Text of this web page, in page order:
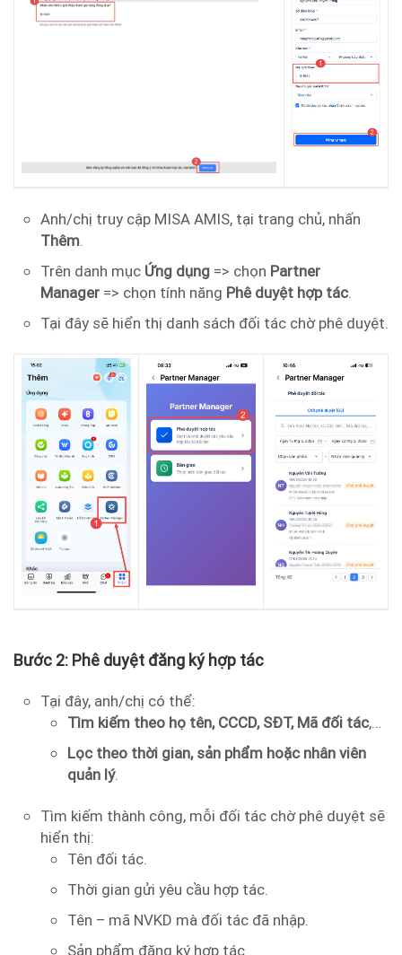
Anh/chị truy cập MISA AMIS, tại trang chủ, nhấn
Thêm.
Trên danh mục Ứng dụng => chọn Partner
Manager => chọn tính năng Phê duyệt hợp tác.
Tại đây sẽ hiển thị danh sách đối tác chờ phê duyệt.
Bước 2: Phê duyệt đăng ký hợp tác
Tại đây, anh/chị có thể:
Tìm kiếm theo họ tên, CCCD, SĐT, Mã đối tác,…
Lọc theo thời gian, sản phẩm hoặc nhân viên
quản lý.
Tìm kiếm thành công, mỗi đối tác chờ phê duyệt sẽ
hiển thị:
Tên đối tác.
Thời gian gửi yêu cầu hợp tác.
Tên – mã NVKD mà đối tác đã nhập.
Sản phẩm đăng ký hợp tác